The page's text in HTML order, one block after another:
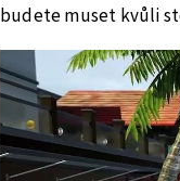
budete muset kvůli